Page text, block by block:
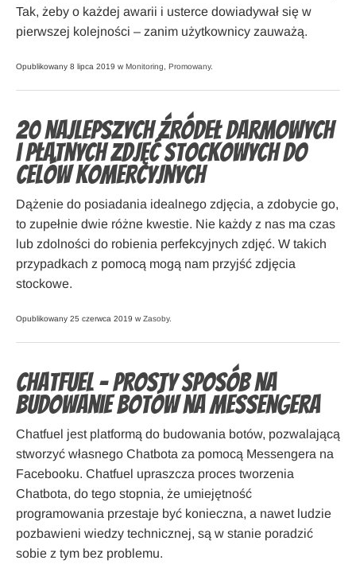
Tak, żeby o każdej awarii i usterce dowiadywał się w
pierwszej kolejności – zanim użytkownicy zauważą.
Opublikowany 8 lipca 2019 w Monitoring Promowany.
20 najlepszych źródeł darmowych
i płatnych zdjęć stockowych do
celów komercyjnych
Dążenie do posiadania idealnego zdjęcia, a zdobycie go,
to zupełnie dwie różne kwestie. Nie każdy z nas ma czas
lub zdolności do robienia perfekcyjnych zdjęć. W takich
przypadkach z pomocą mogą nam przyjść zdjęcia
stockowe.
Opublikowany 25 czerwca 2019 w Zasoby.
Chatfuel – Prosty sposób na
budowanie botów na Messengera
Chatfuel jest platformą do budowania botów, pozwalającą
stworzyć własnego Chatbota za pomocą Messengera na
Facebooku. Chatfuel upraszcza proces tworzenia
Chatbota, do tego stopnia, że umiejętność
programowania przestaje być konieczna, a nawet ludzie
pozbawieni wiedzy technicznej, są w stanie poradzić
sobie z tym bez problemu.